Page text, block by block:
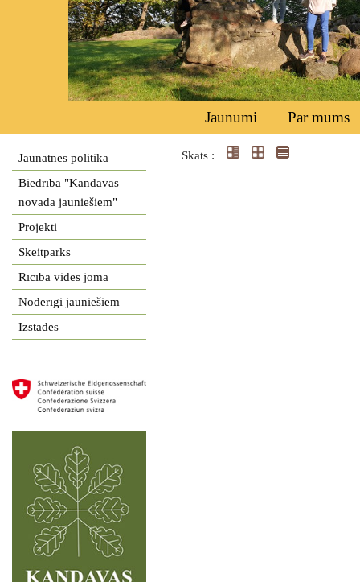
Jaunumi Par mums
Jaunatnes politika
Biedrība "Kandavas
novada jauniešiem"
Projekti
Skeitparks
Rīcība vides jomā
Noderīgi jauniešiem
Izstādes
Skats :